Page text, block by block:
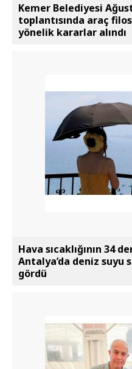
Kemer Belediyesi
toplantısında araç
yönelik kararlar alındı
Hava sıcaklığının 34
Antalya’da deniz suyu
gördü